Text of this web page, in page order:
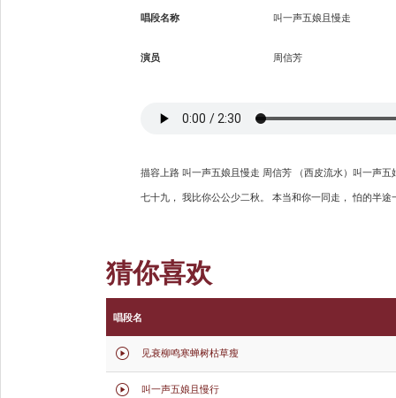
唱段名称 叫一声五娘且慢走
演员 周信芳
描容上路 叫一声五娘且慢走 周信芳 （西皮流水）叫一声
七十九， 我比你公公少二秋。 本当和你一同走， 怕的半
猜你喜欢
唱段名
 见衰柳鸣寒蝉树枯草瘦
 叫一声五娘且慢行